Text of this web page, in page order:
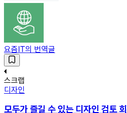
요즘IT의 번역글
스크랩
디자인
모두가 즐길 수 있는 디자인 검토 회